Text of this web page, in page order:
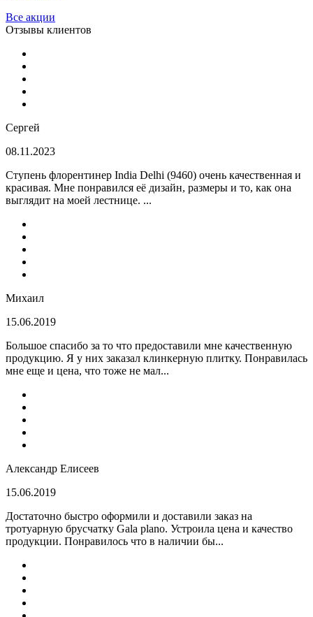
Все акции
Отзывы клиентов
Сергей
08.11.2023
Ступень флорентинер India Delhi (9460) очень качественная и
красивая. Мне понравился её дизайн, размеры и то, как она
выглядит на моей лестнице. ...
Михаил
15.06.2019
Большое спасибо за то что предоставили мне качественную
продукцию. Я у них заказал клинкерную плитку. Понравилась
мне еще и цена, что тоже не мал...
Александр Елисеев
15.06.2019
Достаточно быстро оформили и доставили заказ на
тротуарную брусчатку Gala plano. Устроила цена и качество
продукции. Понравилось что в наличии бы...